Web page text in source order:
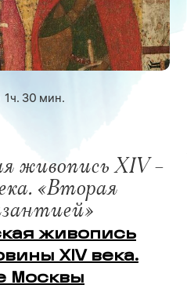
1ч. 30 мин.
живопись XIV –
«Вторая
живопись
XIV века.
Москвы